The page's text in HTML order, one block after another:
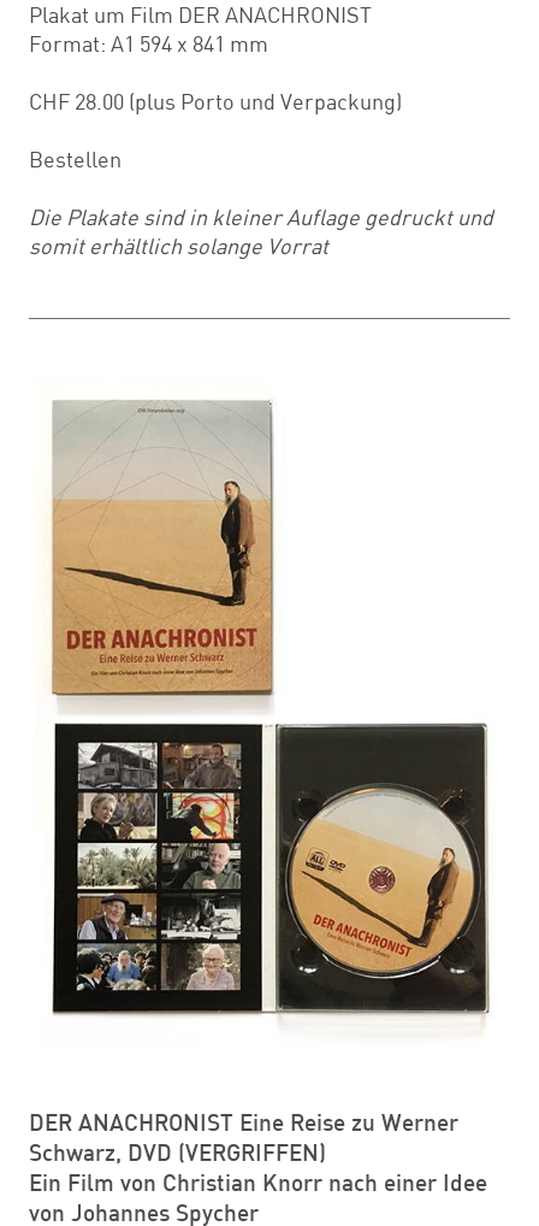
Plakat um Film DER ANACHRONIST
Format: A1 594 x 841 mm
CHF 28.00 (plus Porto und Verpackung)
Bestellen
Die Plakate sind in kleiner Auflage gedruckt und
somit erhältlich solange Vorrat
DER ANACHRONIST Eine Reise zu Werner
Schwarz, DVD (VERGRIFFEN)
Ein Film von Christian Knorr nach einer Idee
von Johannes Spycher